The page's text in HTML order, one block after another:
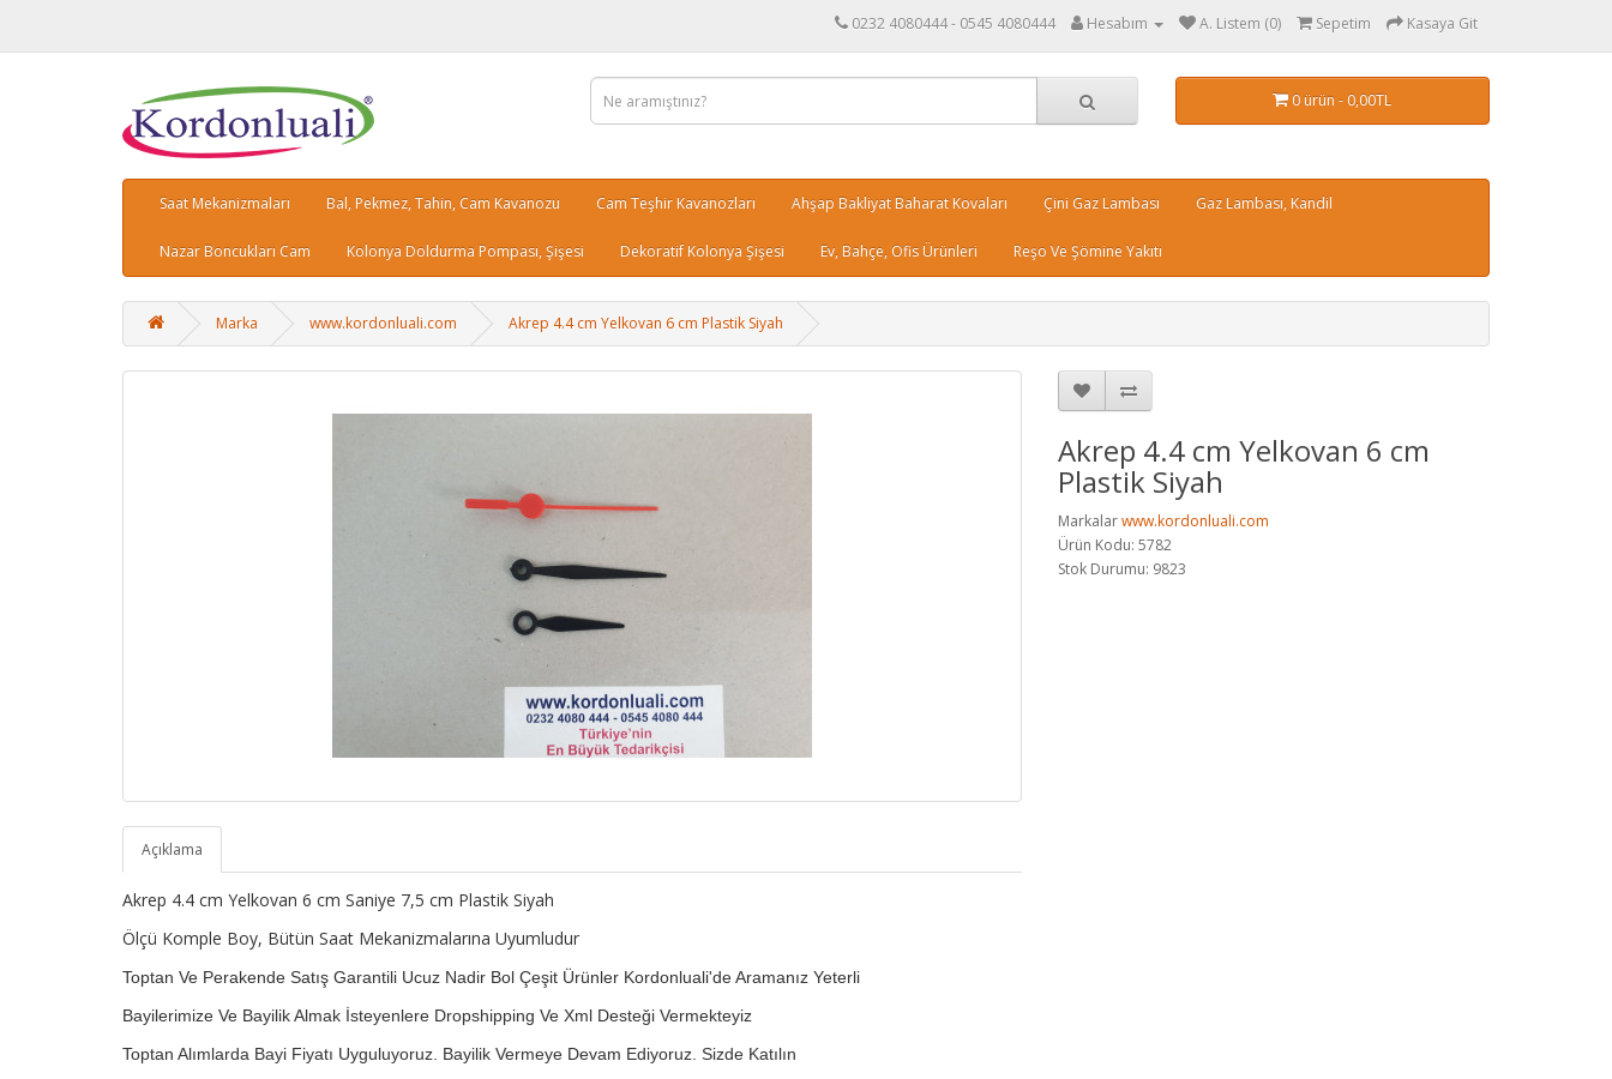
0232 4080444 - 0545 4080444 Hesabım A. Listem (0) Sepetim Kasaya Git
0 ürün - 0,00TL
Saat Mekanizmaları Bal, Pekmez, Tahin, Cam Kavanozu Cam Teşhir Kavanozları Ahşap Bakliyat Baharat Kovaları Çini Gaz Lambası Gaz Lambası, Kandil
Nazar Boncukları Cam Kolonya Doldurma Pompası, Şişesi Dekoratif Kolonya Şişesi Ev, Bahçe, Ofis Ürünleri Reşo Ve Şömine Yakıtı
Marka www.kordonluali.com Akrep 4.4 cm Yelkovan 6 cm Plastik Siyah
Açıklama
Akrep 4.4 cm Yelkovan 6 cm Saniye 7,5 cm Plastik Siyah
Ölçü Komple Boy, Bütün Saat Mekanizmalarına Uyumludur
Toptan Ve Perakende Satış Garantili Ucuz Nadir Bol Çeşit Ürünler Kordonluali'de Aramanız Yeterli
Bayilerimize Ve Bayilik Almak İsteyenlere Dropshipping Ve Xml Desteği Vermekteyiz
Toptan Alımlarda Bayi Fiyatı Uyguluyoruz. Bayilik Vermeye Devam Ediyoruz. Sizde Katılın
Akrep 4.4 cm Yelkovan 6 cm
Plastik Siyah
Markalarwww.kordonluali.com
Ürün Kodu: 5782
Stok Durumu: 9823